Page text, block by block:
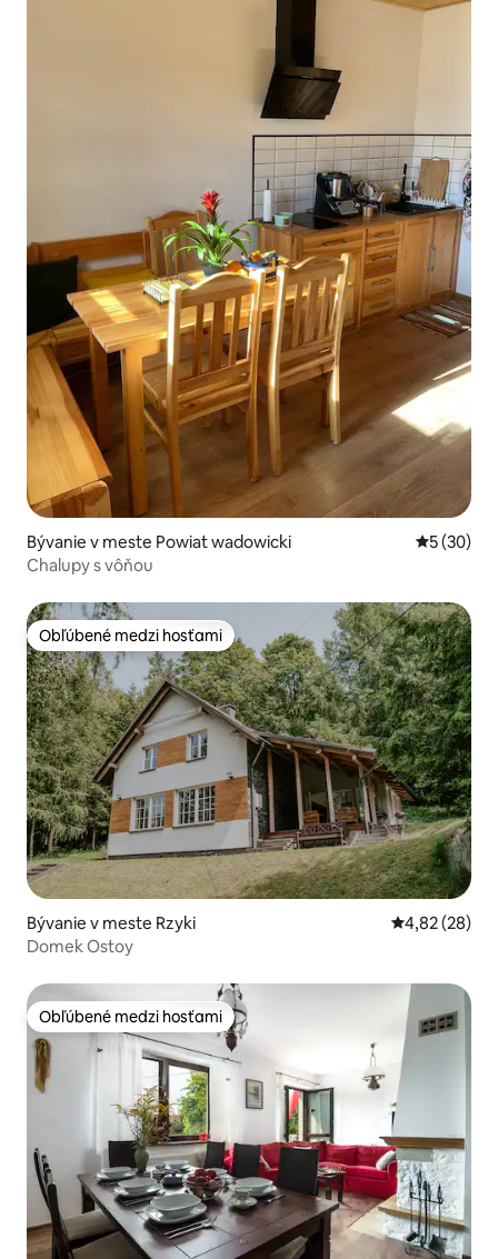
Bývanie v meste Powiat wadowicki
5 (30)
Chalupy s vôňou
Obľúbené medzi hosťami
Obľúbené medzi hosťami
Bývanie v meste Rzyki Priemerné
4,82 (28)
Domek Ostoy
Obľúbené medzi hosťami
Obľúbené medzi hosťami